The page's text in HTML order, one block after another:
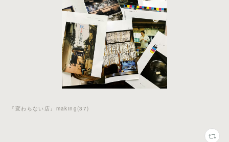
『変わらない店』making (37)